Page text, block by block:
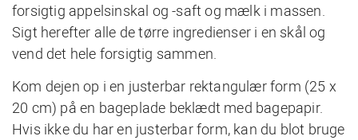
forsigtig appelsinskal og -saft og mælk i massen.
Sigt herefter alle de tørre ingredienser i en skål og
vend det hele forsigtig sammen.
Kom dejen op i en justerbar rektangulær form (25 x
20 cm) på en bageplade beklædt med bagepapir.
Hvis ikke du har en justerbar form, kan du blot bruge